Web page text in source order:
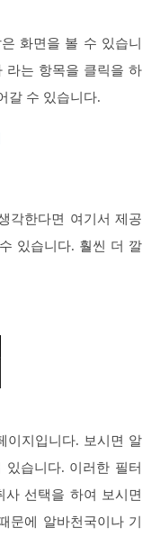
화면을 볼 수 있습니
라는 항목을 클릭을 하
갈 수 있습니다.
각한다면 여기서 제공
있습니다. 훨씬 더 깔
이지입니다. 보시면 알
습니다. 이러한 필터
선택을 하여 보시면
문에 알바천국이나 기